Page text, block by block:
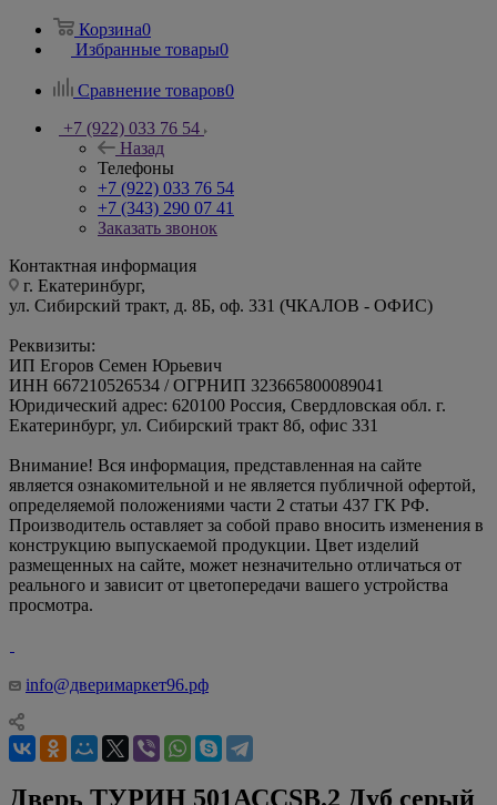
Корзина0
Избранные товары0
Сравнение товаров0
+7 (922) 033 76 54
Назад
Телефоны
+7 (922) 033 76 54
+7 (343) 290 07 41
Заказать звонок
Контактная информация
г. Екатеринбург,
ул. Сибирский тракт, д. 8Б, оф. 331 (ЧКАЛОВ - ОФИС)
Реквизиты:
ИП Егоров Семен Юрьевич
ИНН 667210526534 / ОГРНИП 323665800089041
Юридический адрес: 620100 Россия, Свердловская обл. г.
Екатеринбург, ул. Сибирский тракт 8б, офис 331
Внимание! Вся информация, представленная на сайте
является ознакомительной и не является публичной офертой,
определяемой положениями части 2 статьи 437 ГК РФ.
Производитель оставляет за собой право вносить изменения в
конструкцию выпускаемой продукции. Цвет изделий
размещенных на сайте, может незначительно отличаться от
реального и зависит от цветопередачи вашего устройства
просмотра.
info@дверимаркет96.рф
Дверь ТУРИН 501АССSB.2 Дуб серый